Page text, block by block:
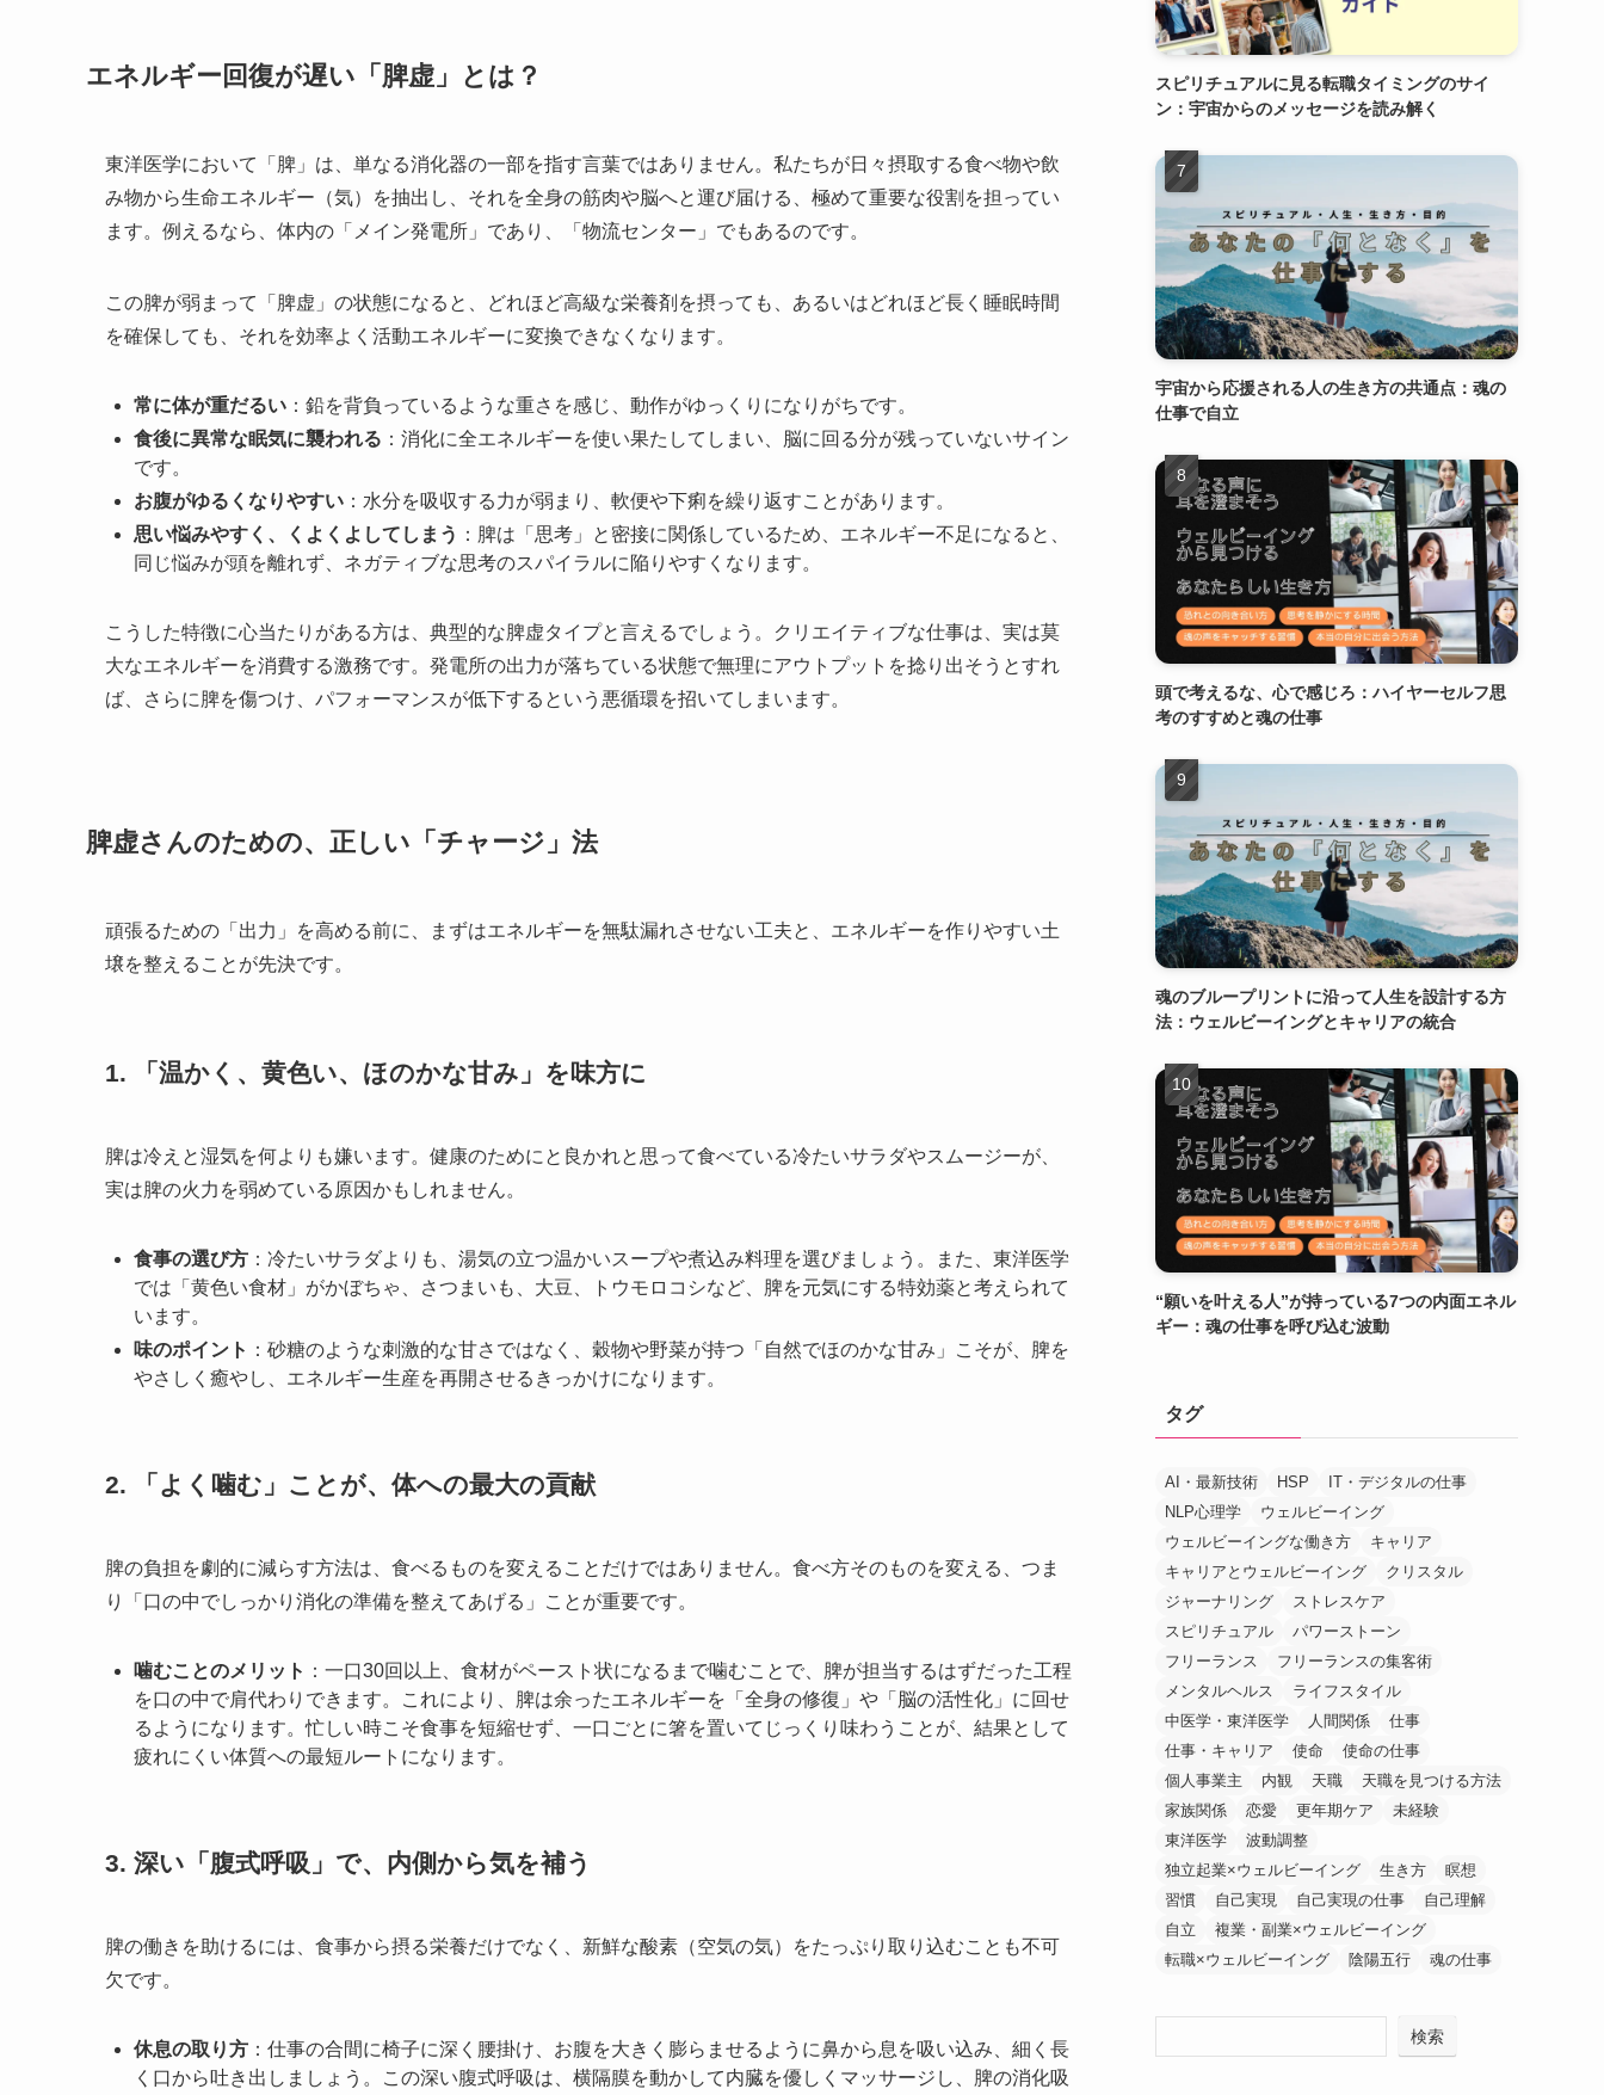
エネルギー回復が遅い「脾虚」とは？
東洋医学において「脾」は、単なる消化器の一部を指す言葉ではありません。私たちが日々摂取する食べ物や飲
み物から生命エネルギー（気）を抽出し、それを全身の筋肉や脳へと運び届ける、極めて重要な役割を担ってい
ます。例えるなら、体内の「メイン発電所」であり、「物流センター」でもあるのです。
この脾が弱まって「脾虚」の状態になると、どれほど高級な栄養剤を摂っても、あるいはどれほど長く睡眠時間
を確保しても、それを効率よく活動エネルギーに変換できなくなります。
常に体が重だるい ：鉛を背負っているような重さを感じ、動作がゆっくりになりがちです。
食後に異常な眠気に襲われる ：消化に全エネルギーを使い果たしてしまい、脳に回る分が残っていないサイン
です。
お腹がゆるくなりやすい ：水分を吸収する力が弱まり、軟便や下痢を繰り返すことがあります。
思い悩みやすく、くよくよしてしまう ：脾は「思考」と密接に関係しているため、エネルギー不足になると、
同じ悩みが頭を離れず、ネガティブな思考のスパイラルに陥りやすくなります。
こうした特徴に心当たりがある方は、典型的な脾虚タイプと言えるでしょう。クリエイティブな仕事は、実は莫
大なエネルギーを消費する激務です。発電所の出力が落ちている状態で無理にアウトプットを捻り出そうとすれ
ば、さらに脾を傷つけ、パフォーマンスが低下するという悪循環を招いてしまいます。
脾虚さんのための、正しい「チャージ」法
頑張るための「出力」を高める前に、まずはエネルギーを無駄漏れさせない工夫と、エネルギーを作りやすい土
壌を整えることが先決です。
1. 「温かく、黄色い、ほのかな甘み」を味方に
脾は冷えと湿気を何よりも嫌います。健康のためにと良かれと思って食べている冷たいサラダやスムージーが、
実は脾の火力を弱めている原因かもしれません。
食事の選び方 ：冷たいサラダよりも、湯気の立つ温かいスープや煮込み料理を選びましょう。また、東洋医学
では「黄色い食材」がかぼちゃ、さつまいも、大豆、トウモロコシなど、脾を元気にする特効薬と考えられて
います。
味のポイント ：砂糖のような刺激的な甘さではなく、穀物や野菜が持つ「自然でほのかな甘み」こそが、脾を
やさしく癒やし、エネルギー生産を再開させるきっかけになります。
2. 「よく噛む」ことが、体への最大の貢献
脾の負担を劇的に減らす方法は、食べるものを変えることだけではありません。食べ方そのものを変える、つま
り「口の中でしっかり消化の準備を整えてあげる」ことが重要です。
噛むことのメリット ：一口30回以上、食材がペースト状になるまで噛むことで、脾が担当するはずだった工程
を口の中で肩代わりできます。これにより、脾は余ったエネルギーを「全身の修復」や「脳の活性化」に回せ
るようになります。忙しい時こそ食事を短縮せず、一口ごとに箸を置いてじっくり味わうことが、結果として
疲れにくい体質への最短ルートになります。
3. 深い「腹式呼吸」で、内側から気を補う
脾の働きを助けるには、食事から摂る栄養だけでなく、新鮮な酸素（空気の気）をたっぷり取り込むことも不可
欠です。
休息の取り方 ：仕事の合間に椅子に深く腰掛け、お腹を大きく膨らませるように鼻から息を吸い込み、細く長
く口から吐き出しましょう。この深い腹式呼吸は、横隔膜を動かして内臓を優しくマッサージし、脾の消化吸
スピリチュアルに見る転職タイミングのサイ
ン：宇宙からのメッセージを読み解く
宇宙から応援される人の生き方の共通点：魂の
仕事で自立
頭で考えるな、心で感じろ：ハイヤーセルフ思
考のすすめと魂の仕事
魂のブループリントに沿って人生を設計する方
法：ウェルビーイングとキャリアの統合
“願いを叶える人”が持っている7つの内面エネル
ギー：魂の仕事を呼び込む波動
タグ
AI・最新技術 HSP
IT・デジタルの仕事
NLP心理学
ウェルビーイング
ウェルビーイングな働き方
キャリア
キャリアとウェルビーイング
クリスタル
ジャーナリング
ストレスケア
スピリチュアル
パワーストーン
フリーランス
フリーランスの集客術
メンタルヘルス
ライフスタイル
中医学・東洋医学
人間関係
仕事
仕事・キャリア
使命
使命の仕事
個人事業主
内観 天職
天職を見つける方法
家族関係
恋愛 更年期ケア
未経験
東洋医学
波動調整
独立起業×ウェルビーイング
生き方
瞑想
習慣
自己実現 自己実現の仕事
自己理解
自立
複業・副業×ウェルビーイング
転職×ウェルビーイング
陰陽五行 魂の仕事
検索